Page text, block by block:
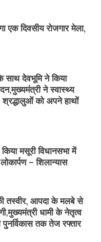
एक दिवसीय रोजगार मेला,
साथ देवभूमि ने किया
ने स्वास्थ्य
श्रद्धालुओं को अपने हाथों
मसूरी विधानसभा में
– शिलान्यास
तस्वीर, आपदा के मलबे से
धामी के नेतृत्व
पुनर्विकास तक तेज रफ्तार